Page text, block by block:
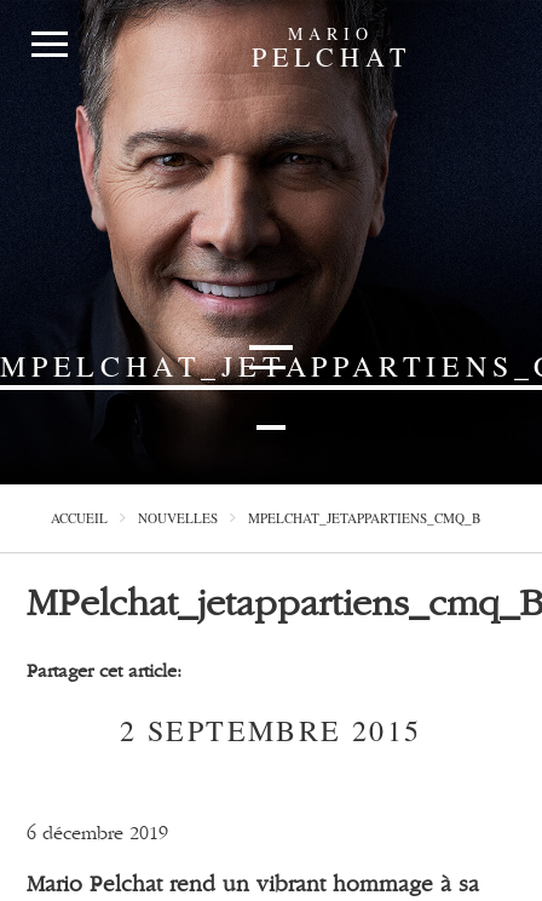
MARIO
PELCHAT
ACCUEIL NOUVELLES MPELCHAT_JETAPPARTIENS_CMQ_B
Partager cet article:
2 SEPTEMBRE 2015
6 décembre 2019
Mario Pelchat rend un vibrant hommage à sa